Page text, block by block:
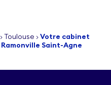
> Toulouse > Votre cabinet
Saint-Agne